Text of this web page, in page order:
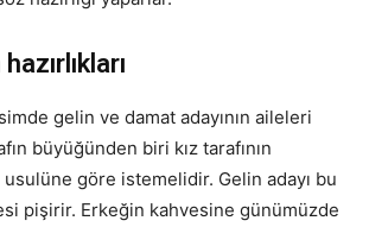
gelin ve damat adayının aileleri
büyüğünden biri kız tarafının
usulüne göre istemelidir. Gelin adayı bu
pişirir. Erkeğin kahvesine günümüzde